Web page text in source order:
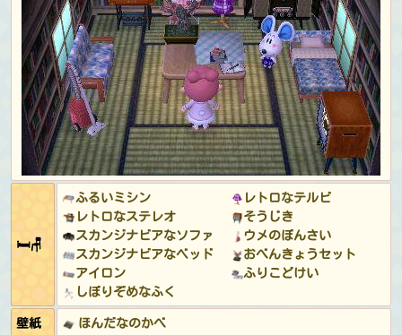
🛏🪑
ふるいミシン
レトロなステレオ
スカンジナビアなソファ
スカンジナビアなベッド
アイロン
しぼりぞめなふく
レトロなテルビ
そうじき
ウメのぼんさい
おべんきょうセット
ふりこどけい
壁紙
ほんだなのかべ